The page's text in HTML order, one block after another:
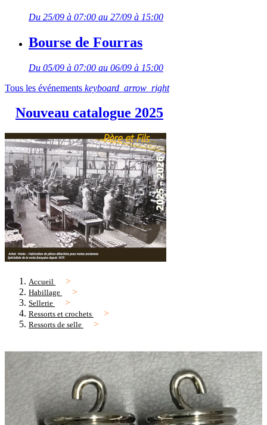
Du 25/09 à 07:00 au 27/09 à 15:00
Bourse de Fourras
Du 05/09 à 07:00 au 06/09 à 15:00
Tous les événements keyboard_arrow_right
Nouveau catalogue 2025
Accueil
Habillage
Sellerie
Ressorts et crochets
Ressorts de selle